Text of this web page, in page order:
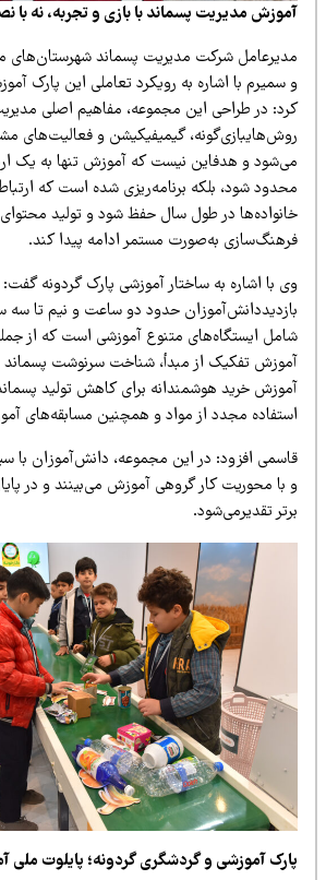
با باز یو تجربه، نه با نصیحت
یتپسماند شهرستان‌هایمبارکه، شهرضا، دهاقان
یکردتعاملیاینپارک آموزشیو گردشگریاظهار
مجموعه، مفاهیم اصل یمدیریت پسماند با
یفیکیشنو فعالیت‌هایمشارکتیآموزش داده
ستکه آموزش تنها بهیکاردویچند ساعته
یزیشده است که ارتباط با دانش‌آموزان و
سال حفظ شود و تولید محتوایآموزش ی و
مستمر ادامه پیداکند
آموزش یپارک گردونه گفت: مس یر
حدود دو ساعت و نیم تا سه ساعت زمان می‌ بردو
متنوع آموزشیاست که از جمله آن م ی‌توانبه
شناخت سرنوشت پسماند پس از جمع‌آور ی،
برای کاهشتولیدپسماند، آشناییبا امکان
و همچن ینمسابقه‌های آموزشیاشاره کرد.
مجموعه، دانش‌آموزان با سیستمامتیازدهیو یژه
ی آموزش می‌بینندو در پایان،از گروه‌ها و افراد
گردونه؛پایلوت ملی آموزش بازیافت